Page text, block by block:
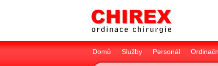
Domů Služby Personál